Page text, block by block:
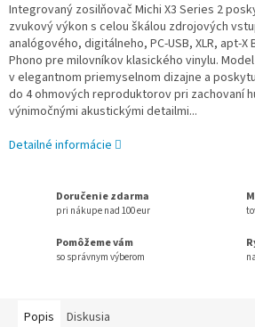
Integrovaný zosilňovač Michi X3 Series 2
zvukový výkon s celou škálou zdrojových
analógového, digitálneho, PC-USB, XLR, apt-
Phono pre milovníkov klasického vinylu.
v elegantnom priemyselnom dizajne a
do 4 ohmových reproduktorov pri zachovaní
výnimočnými akustickými detailmi...
Detailné informácie
Doručenie zdarma
pri nákupe nad 100 eur
Pomôžeme vám
so správnym výberom
Popis Diskusia